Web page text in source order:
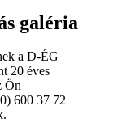
galéria
a D-ÉG
20 éves
Ön
600 37 72